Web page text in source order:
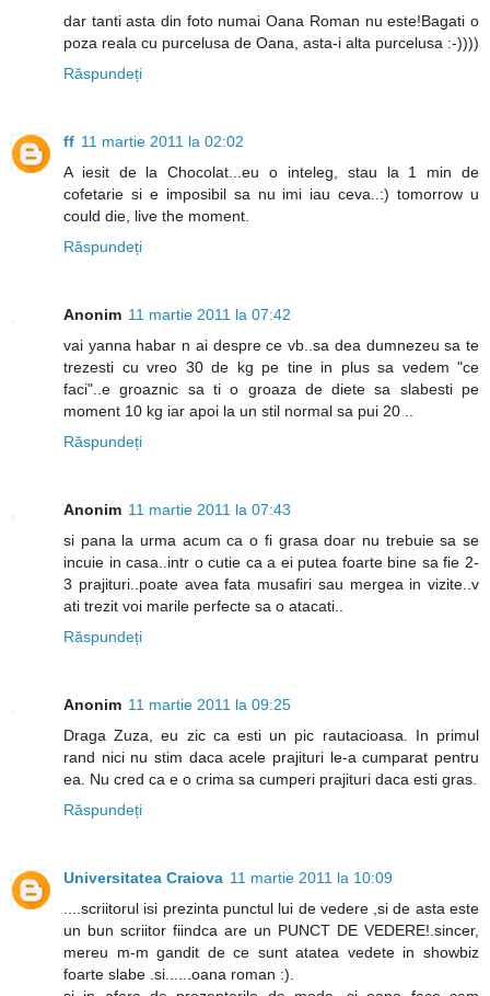
dar tanti asta din foto numai Oana Roman nu este!Bagati o
poza reala cu purcelusa de Oana, asta-i alta purcelusa :-))))
Răspundeți
ff 11 martie 2011 la 02:02
A iesit de la Chocolat...eu o inteleg, stau la 1 min de
cofetarie si e imposibil sa nu imi iau ceva..:) tomorrow u
could die, live the moment.
Răspundeți
Anonim 11 martie 2011 la 07:42
vai yanna habar n ai despre ce vb..sa dea dumnezeu sa te
trezesti cu vreo 30 de kg pe tine in plus sa vedem "ce
faci"..e groaznic sa ti o groaza de diete sa slabesti pe
moment 10 kg iar apoi la un stil normal sa pui 20 ..
Răspundeți
Anonim 11 martie 2011 la 07:43
si pana la urma acum ca o fi grasa doar nu trebuie sa se
incuie in casa..intr o cutie ca a ei putea foarte bine sa fie 2-
3 prajituri..poate avea fata musafiri sau mergea in vizite..v
ati trezit voi marile perfecte sa o atacati..
Răspundeți
Anonim 11 martie 2011 la 09:25
Draga Zuza, eu zic ca esti un pic rautacioasa. In primul
rand nici nu stim daca acele prajituri le-a cumparat pentru
ea. Nu cred ca e o crima sa cumperi prajituri daca esti gras.
Răspundeți
Universitatea Craiova 11 martie 2011 la 10:09
....scriitorul isi prezinta punctul lui de vedere ,si de asta este
un bun scriitor fiindca are un PUNCT DE VEDERE!.sincer,
mereu m-m gandit de ce sunt atatea vedete in showbiz
foarte slabe .si......oana roman :).